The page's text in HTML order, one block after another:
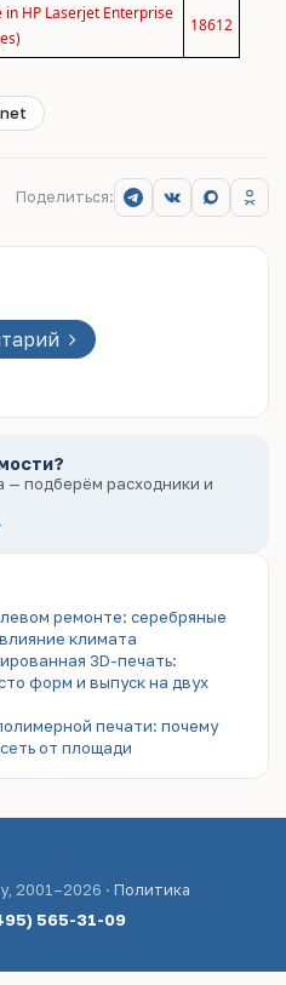
HP Laserjet Enterprise
18612
Поделиться:
подберём расходники и
ремонте: серебряные
климата
3D-печать:
форм и выпуск на двух
печати: почему
от площади
2001–2026 · Политика
565-31-09